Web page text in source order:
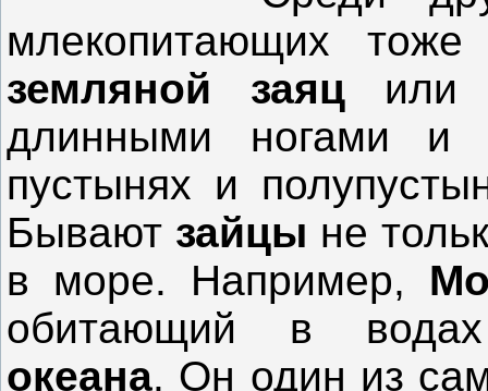
млекопитающих
земляной заяц
длинными ногами и
пустынях и
Бывают зайцы не
в море. Например,
обитающий в
океана. Он один из